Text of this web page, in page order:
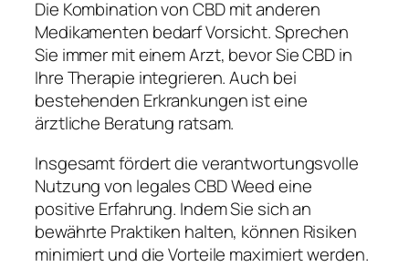
Die Kombination von CBD mit anderen
Medikamenten bedarf Vorsicht. Sprechen
Sie immer mit einem Arzt, bevor Sie CBD in
Ihre Therapie integrieren. Auch bei
bestehenden Erkrankungen ist eine
ärztliche Beratung ratsam.
Insgesamt fördert die verantwortungsvolle
Nutzung von legales CBD Weed eine
positive Erfahrung. Indem Sie sich an
bewährte Praktiken halten, können Risiken
minimiert und die Vorteile maximiert werden.